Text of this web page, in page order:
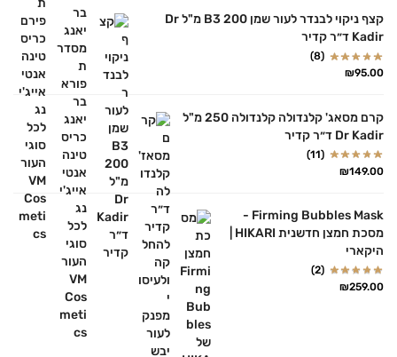
קצף ניקוי לבנדר לעור שמן B3 200 מ"ל Dr
Kadir ד״ר קדיר
(8)
₪95.00
קרם מסאג' קלנדולה קלנדולה 250 מ"ל
Dr Kadir ד״ר קדיר
(11)
₪149.00
Firming Bubbles Mask -
היקארי
(2)
₪259.00